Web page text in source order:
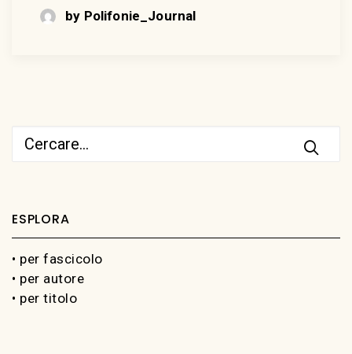
by Polifonie_Journal
ESPLORA
• per fascicolo
• per autore
• per titolo